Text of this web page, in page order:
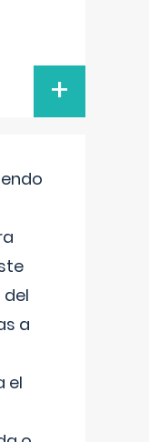
+
a
el